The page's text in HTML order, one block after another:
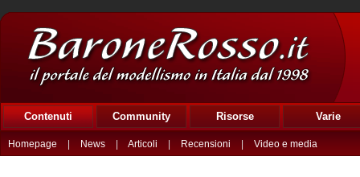
Contenuti Community Risorse Varie
Homepage News Articoli Recensioni Video e media